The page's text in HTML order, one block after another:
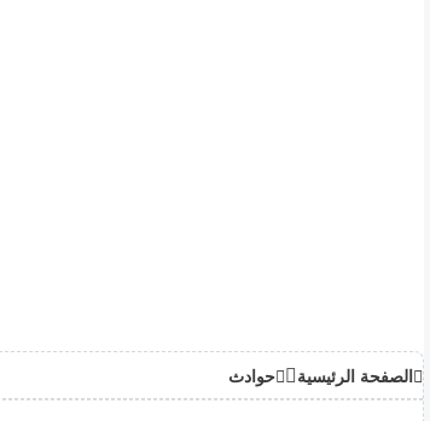
الصفحة الرئيسية حوادث